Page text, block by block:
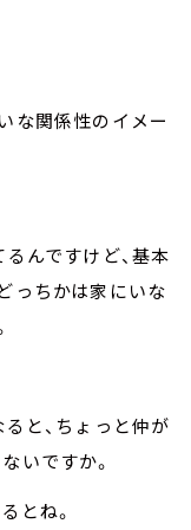
な関係性のイメー
んですけど、基本
っちかは家にいな
と、ちょっと仲が
いですか。
とね。